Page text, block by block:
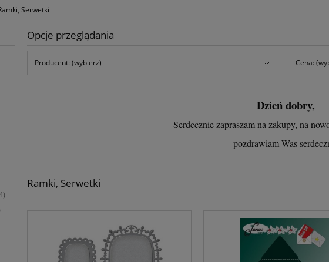
Serwetki
Opcje przeglądania
Producent: (wybierz) Cena:
Dzień dobry,
Serdecznie zapraszam na zakupy, na
pozdrawiam Was
Ramki, Serwetki